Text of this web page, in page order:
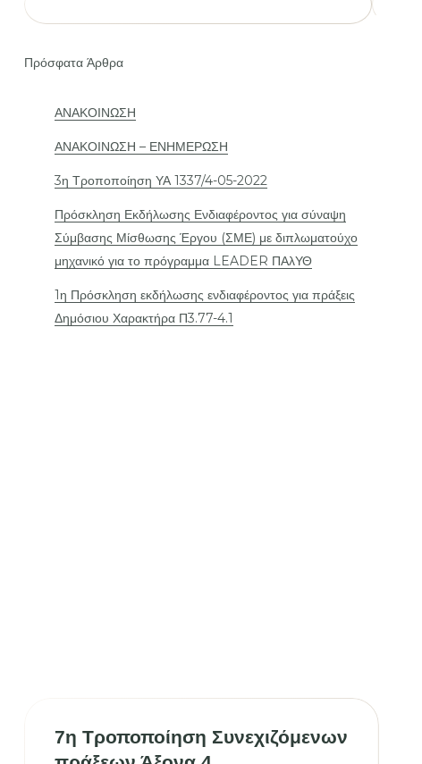
Πρόσφατα Άρθρα
ΑΝΑΚΟΙΝΩΣΗ
ΑΝΑΚΟΙΝΩΣΗ – ΕΝΗΜΕΡΩΣΗ
3η Τροποποίηση ΥΑ 1337/4-05-2022
Πρόσκληση Εκδήλωσης Ενδιαφέροντος για σύναψη
Σύμβασης Μίσθωσης Έργου (ΣΜΕ) με διπλωματούχο
μηχανικό για το πρόγραμμα LEADER ΠΑλΥΘ
1η Πρόσκληση εκδήλωσης ενδιαφέροντος για πράξεις
Δημόσιου Χαρακτήρα Π3.77-4.1
7η Τροποποίηση Συνεχιζόμενων